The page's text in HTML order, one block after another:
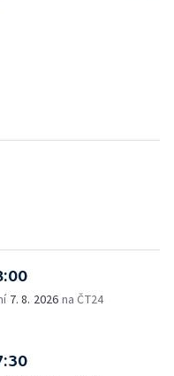
7. 8. 2026 na ČT24